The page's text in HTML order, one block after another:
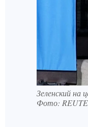
Зеленский на
Фото: